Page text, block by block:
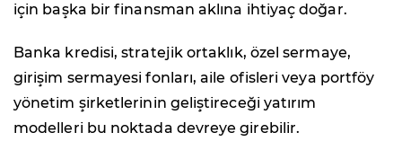
için başka bir finansman aklına ihtiyaç doğar.
Banka kredisi, stratejik ortaklık, özel sermaye,
girişim sermayesi fonları, aile ofisleri veya portföy
yönetim şirketlerinin geliştireceği yatırım
modelleri bu noktada devreye girebilir.